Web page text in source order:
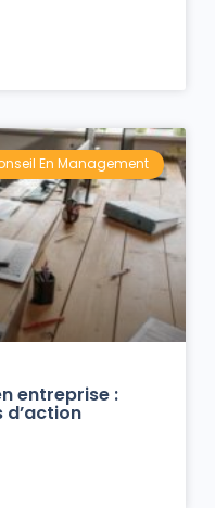
En Management
entreprise :
d’action